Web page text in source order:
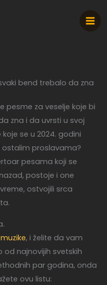
bend trebalo da zna
pesme za veselje koje bi
zna i da uvrsti u svoj
se u 2024. godini
proslavama?
pesama koji se
postoje i one
ostvojili srca
muzike, i želite da vam
najnovijih svetskih
par godina, onda
ovu listu: